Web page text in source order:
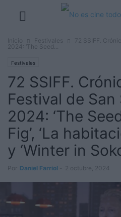
Inicio Festivales
72 SSIFF.
2024: ‘The Seed...
Festivales
72 SSIFF.
Festival de San
2024: ‘The
Fig’, ‘La
y ‘Winter in
Por Daniel Farriol 2 octubre, 2024